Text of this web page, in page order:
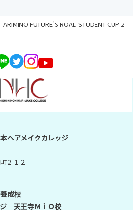
-ARIMINO FUTURE’S ROAD STUDENT CUP 2
ヘアメイクカレッジ
2-1-2
成校
ジ 天王寺ＭｉＯ校